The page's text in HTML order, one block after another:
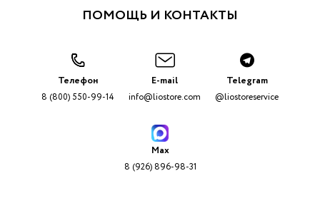
ПОМОЩЬ И КОНТАКТЫ
Телефон
8 (800) 550-99-14
E-mail
info@liostore.com
Telegram
@liostoreservice
Max
8 (926) 896-98-31